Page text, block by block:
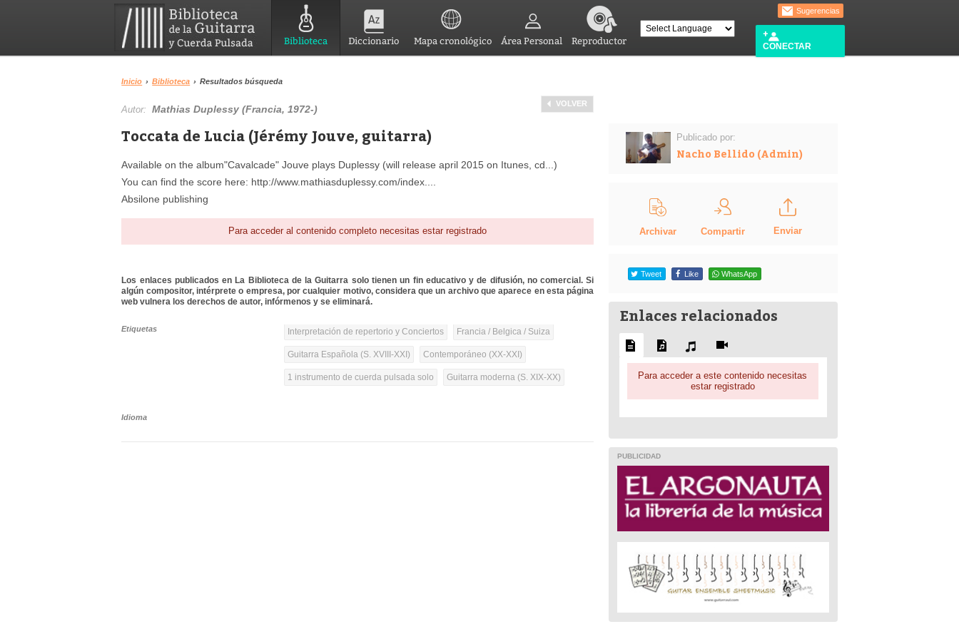
Biblioteca Diccionario Mapa cronológico Área Personal Reproductor
Sugerencias
CONECTAR
Inicio › Biblioteca › Resultados búsqueda
VOLVER
Autor:Mathias Duplessy (Francia, 1972-)
Toccata de Lucia (Jérémy Jouve, guitarra)
Available on the album"Cavalcade" Jouve plays Duplessy (will release april 2015 on Itunes, cd...)
You can find the score here: http://www.mathiasduplessy.com/index....
Absilone publishing
Para acceder al contenido completo necesitas estar registrado
Los enlaces publicados en La Biblioteca de la Guitarra solo tienen un fin educativo y de difusión, no comercial. Si
algún compositor, intérprete o empresa, por cualquier motivo, considera que un archivo que aparece en esta página
web vulnera los derechos de autor, infórmenos y se eliminará.
Etiquetas Interpretación de repertorio y Conciertos Francia / Belgica / Suiza
Guitarra Española (S. XVIII-XXI) Contemporáneo (XX-XXI)
1 instrumento de cuerda pulsada solo Guitarra moderna (S. XIX-XX)
Idioma
Publicado por:
Nacho Bellido (Admin)
Archivar Compartir Enviar
Tweet Like WhatsApp
Enlaces relacionados
Para acceder a este contenido necesitas
estar registrado
PUBLICIDAD